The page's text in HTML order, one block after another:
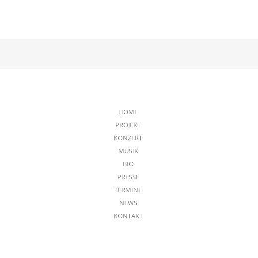
HOME
PROJEKT
KONZERT
MUSIK
BIO
PRESSE
TERMINE
NEWS
KONTAKT